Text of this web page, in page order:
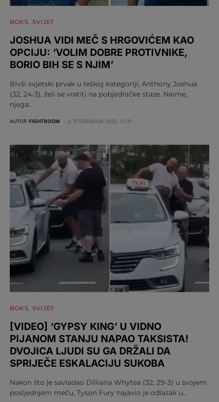
BOKS SVIJET
JOSHUA VIDI MEČ S HRGOVIĆEM KAO
OPCIJU: ‘VOLIM DOBRE PROTIVNIKE,
BORIO BIH SE S NJIM’
Bivši svjetski prvak u teškoj kategoriji, Anthony Joshua
(32, 24-3), želi se vratiti na pobjedničke staze. Naime,
njega…
AUTOR FIGHTROOM 3. STUDENOGA 2022. 12:31
BOKS SVIJET
[VIDEO] ‘GYPSY KING’ U VIDNO
PIJANOM STANJU NAPAO TAKSISTA!
DVOJICA LJUDI SU GA DRŽALI DA
SPRIJEČE ESKALACIJU SUKOBA
Nakon što je savladao Dilliana Whytea (32, 29-3) u svojem
posljednjem meču, Tyson Fury najavio je odlazak u…